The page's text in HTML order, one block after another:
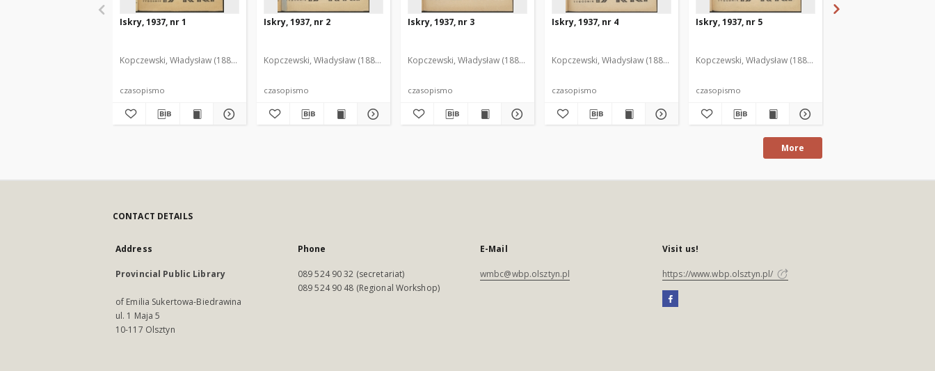
Iskry, 1937, nr 1
Kopczewski, Władysław (1888-1969). Red. i Wyd.
czasopismo
Iskry, 1937, nr 2
Kopczewski, Władysław (1888-1969). Red. i Wyd.
czasopismo
Iskry, 1937, nr 3
Kopczewski, Władysław (1888-1969). Red. i Wyd.
czasopismo
Iskry, 1937, nr 4
Kopczewski, Władysław (1888-1969). Red. i Wyd.
czasopismo
Iskry, 1937, nr 5
Kopczewski, Władysław (1888-1969). Red. i Wyd.
czasopismo
More
CONTACT DETAILS
Address
Provincial Public Library
of Emilia Sukertowa-Biedrawina
ul. 1 Maja 5
10-117 Olsztyn
Phone
089 524 90 32 (secretariat)
089 524 90 48 (Regional Workshop)
E-Mail
wmbc@wbp.olsztyn.pl
Visit us!
https://www.wbp.olsztyn.pl/